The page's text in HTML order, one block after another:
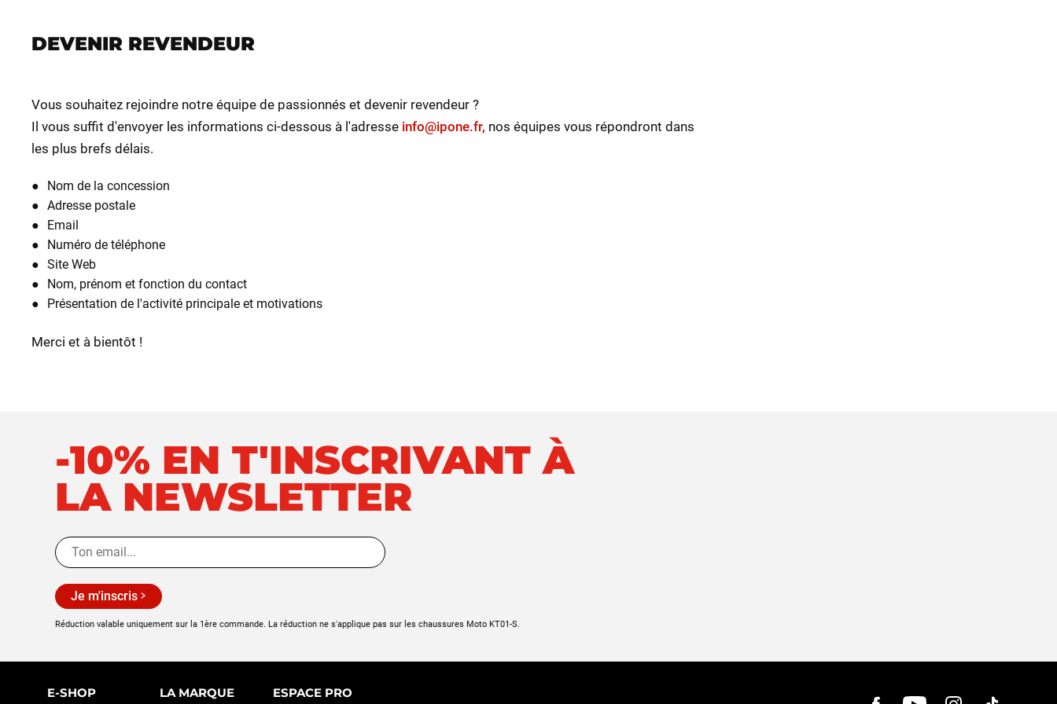
DEVENIR REVENDEUR
Vous souhaitez rejoindre notre équipe de passionnés et devenir revendeur ?
Il vous suffit d'envoyer les informations ci-dessous à l'adresse info@ipone.fr, nos équipes vous répondront dans
les plus brefs délais.
Nom de la concession
Adresse postale
Email
Numéro de téléphone
Site Web
Nom, prénom et fonction du contact
Présentation de l'activité principale et motivations
Merci et à bientôt !
-10% EN T'INSCRIVANT À
LA NEWSLETTER
Je m'inscris
Réduction valable uniquement sur la 1ère commande. La réduction ne s'applique pas sur les chaussures Moto KT01-S.
E-SHOP LA MARQUE ESPACE PRO